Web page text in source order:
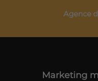
Agence
Marketing